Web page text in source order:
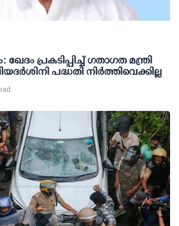
പ്രകടിപ്പിച്ച് ഗതാഗത മന്ത്രി
പദ്ധതി നിര്‍ത്തിവെക്കില്ല